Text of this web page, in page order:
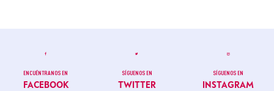
ENCUÉNTRANOS EN
FACEBOOK
SÍGUENOS EN
TWITTER
SÍGUENOS EN
INSTAGRAM